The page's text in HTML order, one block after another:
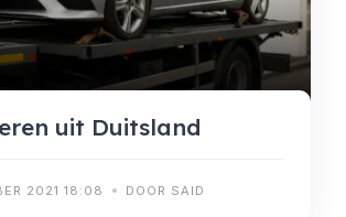
uit Duitsland
2021 18:08 DOOR SAID